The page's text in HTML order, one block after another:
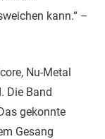
kann.“ –
Nu-Metal
Die Band
gekonnte
Gesang